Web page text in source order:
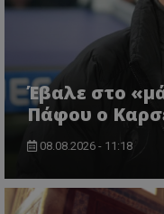
Έβαλε στο
Πάφου ο
08.08.2026 - 11:18